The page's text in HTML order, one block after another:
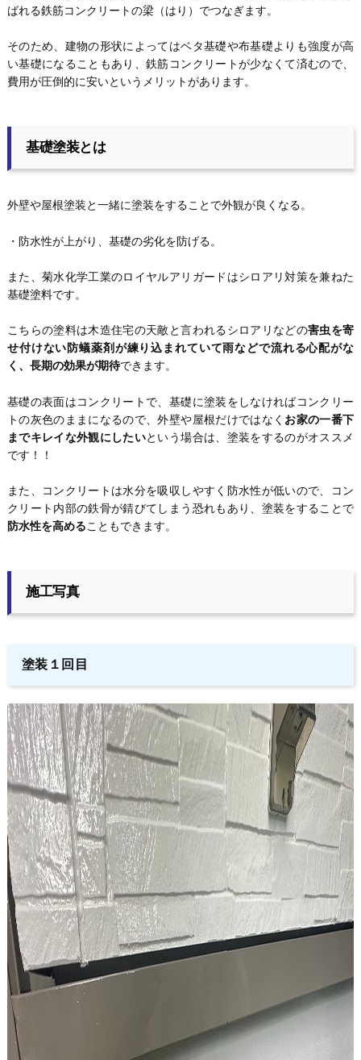
ばれる鉄筋コンクリートの梁（はり）でつなぎます。
そのため、建物の形状によってはベタ基礎や布基礎よりも強度が高
い基礎になることもあり、鉄筋コンクリートが少なくて済むので、
費用が圧倒的に安いというメリットがあります。
基礎塗装とは
外壁や屋根塗装と一緒に塗装をすることで外観が良くなる。
・防水性が上がり、基礎の劣化を防げる。
また、菊水化学工業のロイヤルアリガードはシロアリ対策を兼ねた
基礎塗料です。
こちらの塗料は木造住宅の天敵と言われるシロアリなどの害虫を寄
せ付けない防蟻薬剤が練り込まれていて雨などで流れる心配がな
く、長期の効果が期待できます。
基礎の表面はコンクリートで、基礎に塗装をしなければコンクリー
トの灰色のままになるので、外壁や屋根だけではなく お家の一番下
までキレイな外観にしたいという場合は、塗装をするのがオススメ
です！！
また、コンクリートは水分を吸収しやすく防水性が低いので、コン
クリート内部の鉄骨が錆びてしまう恐れもあり、塗装をすることで
防水性を高めることもできます。
施工写真
塗装１回目